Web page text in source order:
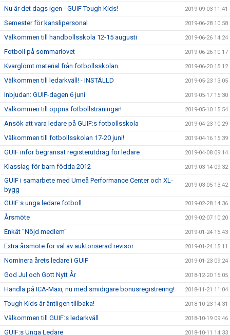
Nu är det dags igen - GUIF Tough Kids! 2019-09-03 11:41
Semester för kanslipersonal 2019-06-28 10:58
Välkommen till handbollsskola 12-15 augusti 2019-06-26 14:24
Fotboll på sommarlovet 2019-06-26 10:17
Kvarglömt material från fotbollsskolan 2019-06-20 15:12
Välkommen till ledarkväll! - INSTÄLLD 2019-05-23 13:05
Inbjudan: GUIF-dagen 6 juni 2019-05-17 15:30
Välkommen till öppna fotbollsträningar! 2019-05-10 15:54
Ansök att vara ledare på GUIF:s fotbollsskola 2019-04-23 10:29
Välkommen till fotbollsskolan 17-20 juni! 2019-04-16 15:39
GUIF inför begränsat registerutdrag för ledare 2019-04-08 09:14
Klasslag för barn födda 2012 2019-03-14 09:32
GUIF i samarbete med Umeå Performance Center och XL-
bygg
2019-03-05 13:42
GUIF:s unga ledare fotboll 2019-02-28 14:36
Årsmöte 2019-02-07 10:20
Enkät "Nöjd medlem" 2019-01-24 15:43
Extra årsmöte för val av auktoriserad revisor 2019-01-24 15:11
Nominera årets ledare i GUIF 2019-01-23 09:24
God Jul och Gott Nytt År 2018-12-20 15:05
Handla på ICA-Maxi, nu med smidigare bonusregistrering! 2018-11-21 11:04
Tough Kids är äntligen tillbaka! 2018-10-23 14:31
Välkommen till GUIF:s ledarkväll 2018-10-19 09:46
GUIF:s Unga Ledare 2018-10-11 14:33